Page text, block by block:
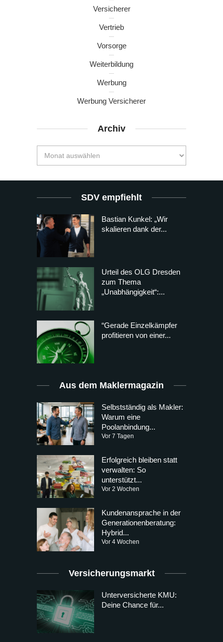
Versicherer
Vertrieb
Vorsorge
Weiterbildung
Werbung
Werbung Versicherer
Archiv
SDV empfiehlt
Bastian Kunkel: „Wir
skalieren dank der...
Urteil des OLG Dresden
zum Thema
„Unabhängigkeit“:...
“Gerade Einzelkämpfer
profitieren von einer...
Aus dem Maklermagazin
Selbstständig als Makler:
Warum eine
Poolanbindung...
Vor 7 Tagen
Erfolgreich bleiben statt
verwalten: So
unterstützt...
Vor 2 Wochen
Kundenansprache in der
Generationenberatung:
Hybrid...
Vor 4 Wochen
Versicherungsmarkt
Unterversicherte KMU:
Deine Chance für...